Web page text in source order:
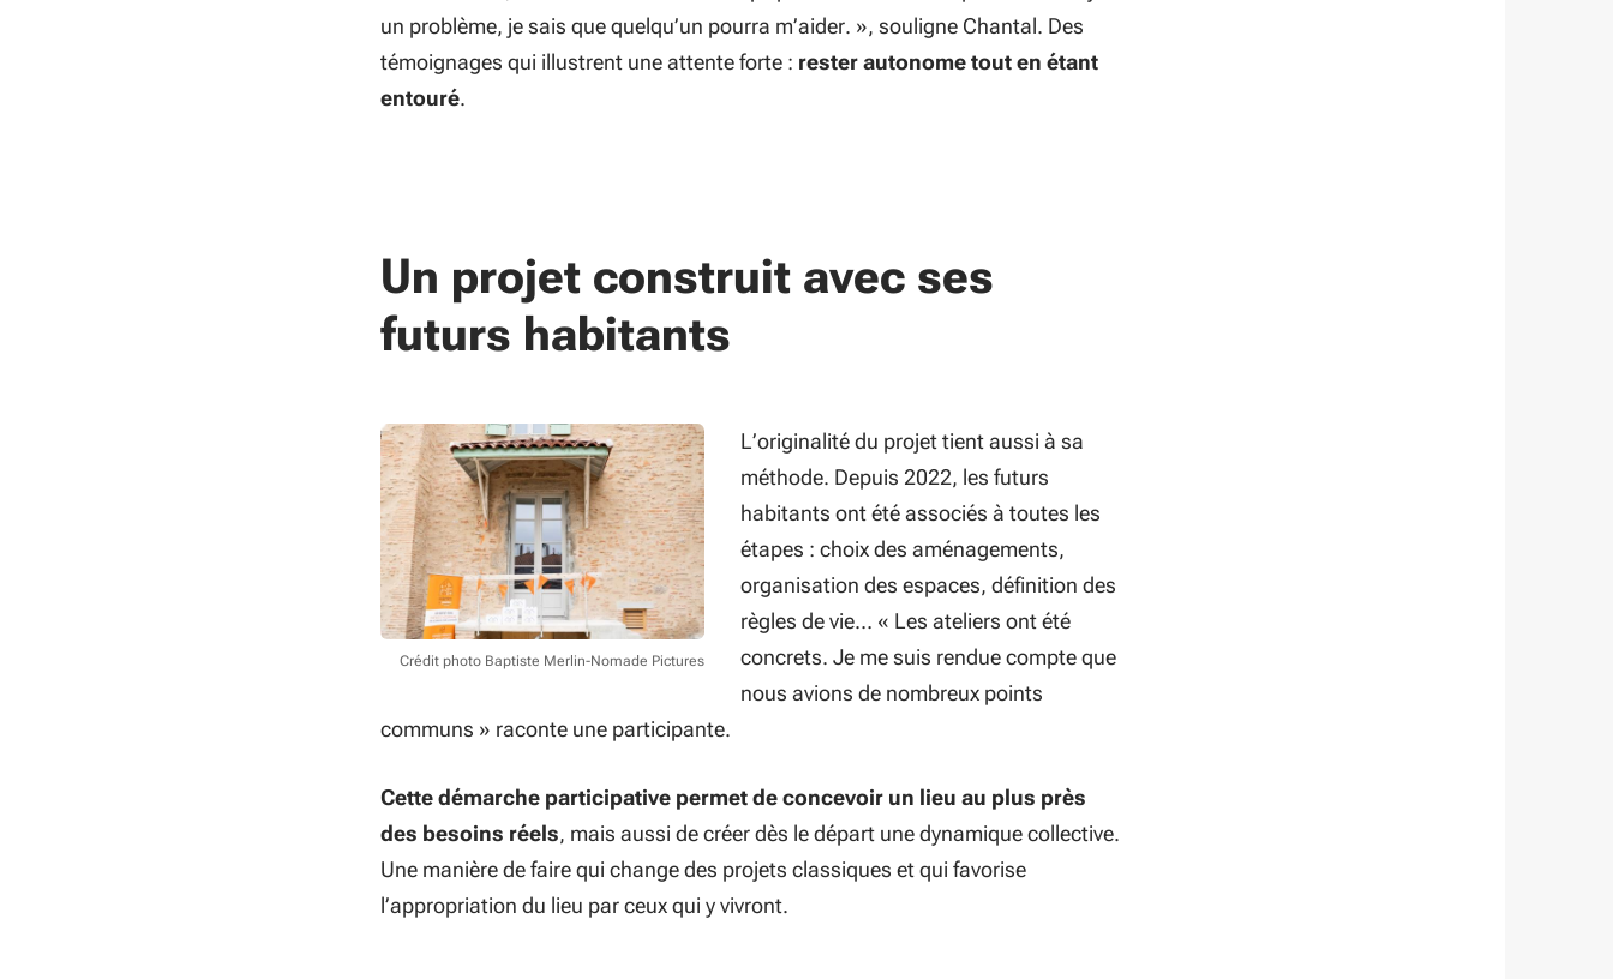
un problème, je sais que quelqu’un pourra m’aider. », souligne Chantal. Des
témoignages qui illustrent une attente forte : rester autonome tout en étant
entouré.
Un projet construit avec ses
futurs habitants
Crédit photo Baptiste Merlin-Nomade Pictures
L’originalité du projet tient aussi à sa
méthode. Depuis 2022, les futurs
habitants ont été associés à toutes les
étapes : choix des aménagements,
organisation des espaces, définition des
règles de vie… « Les ateliers ont été
concrets. Je me suis rendue compte que
nous avions de nombreux points
communs » raconte une participante.
Cette démarche participative permet de concevoir un lieu au plus près
des besoins réels, mais aussi de créer dès le départ une dynamique collective.
Une manière de faire qui change des projets classiques et qui favorise
l’appropriation du lieu par ceux qui y vivront.